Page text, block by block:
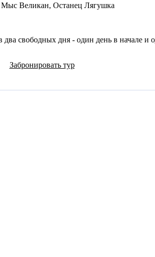
Великан, Останец Лягушка
свободных дня - один день в начале и
Забронировать тур